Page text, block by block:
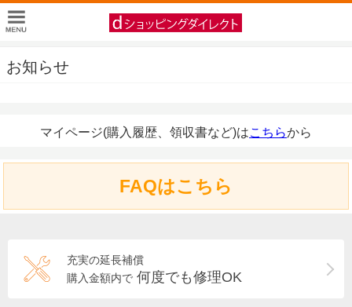
お知らせ
マイページ(購入履歴、領収書など)はこちらから
FAQはこちら
充実の延長補償
購入金額内で 何度でも修理OK